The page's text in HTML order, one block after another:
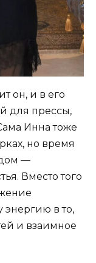
он, и в его
для прессы,
Инна тоже
но время
дом —
Вместо того
энергию в то,
и взаимное